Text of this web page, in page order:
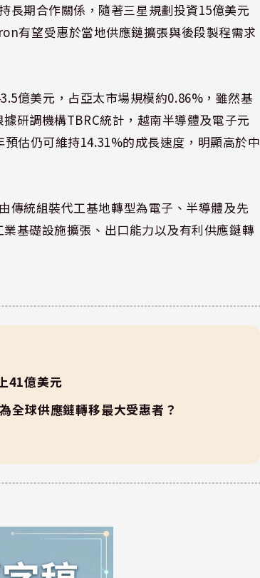
期合作關係，隨著三星規劃投資15億美元
有望受惠於當地供應鏈擴張與後段製程需求
億美元，占亞太市場規模約0.86%，雖然基
研調機構TBRC統計，越南半導體及電子元
估仍可維持14.31%的成長速度，明顯高於中
統組裝代工基地轉型為電子、半導體及先
基礎設施擴張、出口能力以及有利供應鏈轉
41億美元
全球供應鏈轉移最大受惠者？